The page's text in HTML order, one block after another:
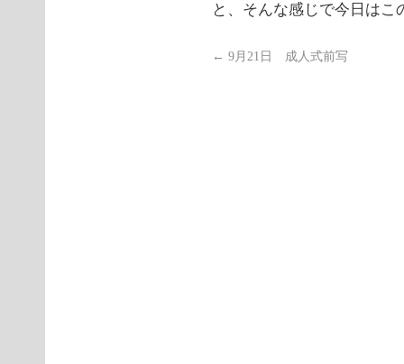
と、そんな感じで今日はこ
← 9月21日 成人式前写